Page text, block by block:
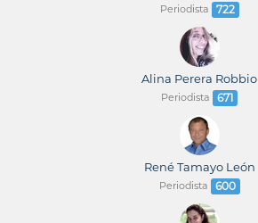
Periodista 722
Alina Perera Robbio
Periodista 671
René Tamayo León
Periodista 600